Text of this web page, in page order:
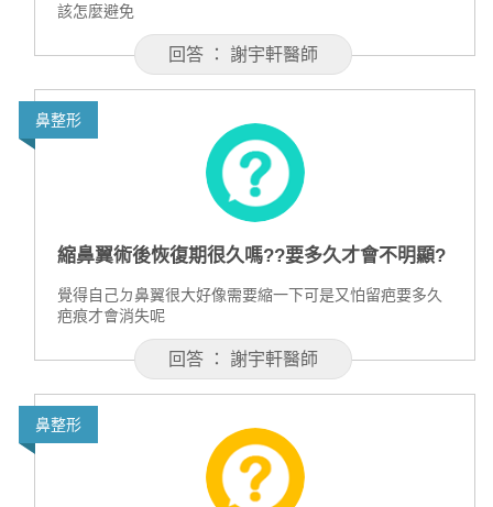
該怎麼避免
回答 ： 謝宇軒醫師
鼻整形
縮鼻翼術後恢復期很久嗎??要多久才會不明顯?
覺得自己ㄉ鼻翼很大好像需要縮一下可是又怕留疤要多久
疤痕才會消失呢
回答 ： 謝宇軒醫師
鼻整形